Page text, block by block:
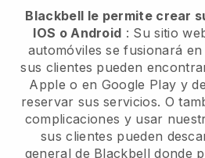
Blackbell le permite crear
IOS o Android : Su sitio
automóviles se fusionará
sus clientes pueden
Apple o en Google Play y
reservar sus servicios. O
complicaciones y usar
sus clientes pueden
general de Blackbell donde